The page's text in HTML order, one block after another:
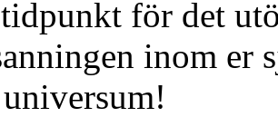
för det
inom er